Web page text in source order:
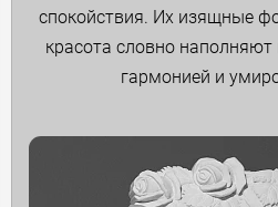
спокойствия. Их изящные
красота словно наполняют
гармонией и